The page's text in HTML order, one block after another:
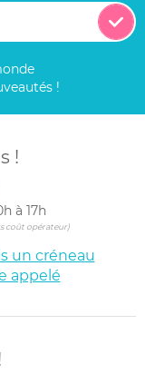
!
!
à 17h
coût opérateur)
un créneau
appelé